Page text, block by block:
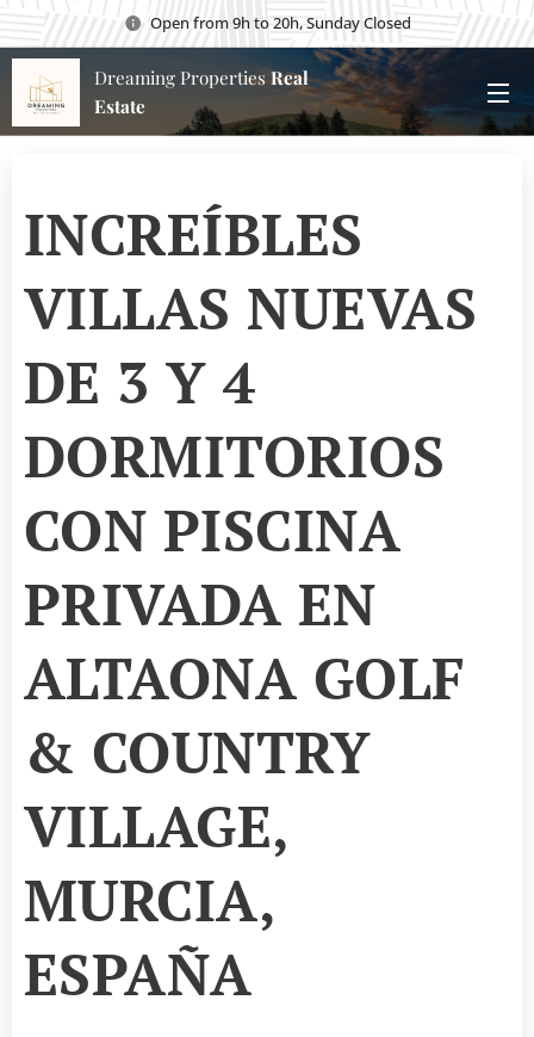
Open from 9h to 20h, Sunday Closed
Dreaming Properties Real
Estate
INCREÍBLES
VILLAS NUEVAS
DE 3 Y 4
DORMITORIOS
CON PISCINA
PRIVADA EN
ALTAONA GOLF
& COUNTRY
VILLAGE,
MURCIA,
ESPAÑA